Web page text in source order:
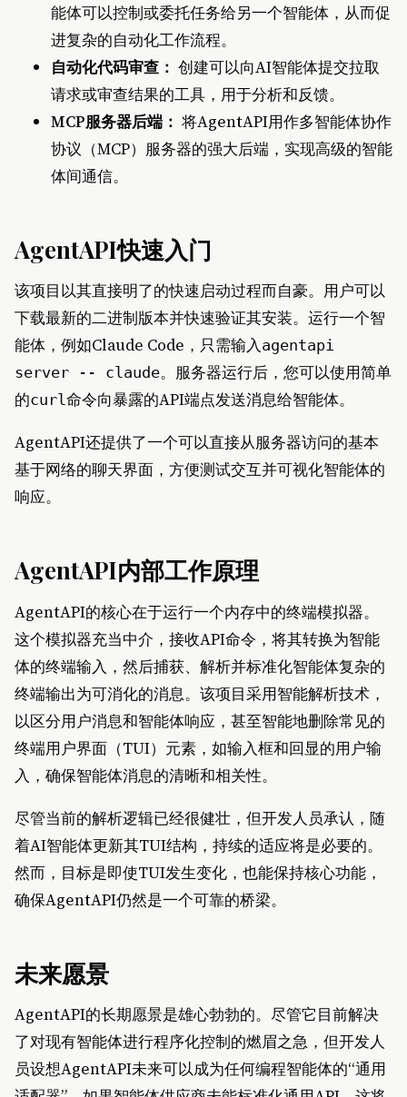
能体可以控制或委托任务给另一个智能体，从而促
进复杂的自动化工作流程。
自动化代码审查： 创建可以向AI智能体提交拉取
请求或审查结果的工具，用于分析和反馈。
MCP服务器后端： 将AgentAPI用作多智能体协作
协议（MCP）服务器的强大后端，实现高级的智能
体间通信。
AgentAPI快速入门
该项目以其直接明了的快速启动过程而自豪。用户可以
下载最新的二进制版本并快速验证其安装。运行一个智
能体，例如Claude Code，只需输入agentapi
server -- claude。服务器运行后，您可以使用简单
的curl命令向暴露的API端点发送消息给智能体。
AgentAPI还提供了一个可以直接从服务器访问的基本
基于网络的聊天界面，方便测试交互并可视化智能体的
响应。
AgentAPI内部工作原理
AgentAPI的核心在于运行一个内存中的终端模拟器。
这个模拟器充当中介，接收API命令，将其转换为智能
体的终端输入，然后捕获、解析并标准化智能体复杂的
终端输出为可消化的消息。该项目采用智能解析技术，
以区分用户消息和智能体响应，甚至智能地删除常见的
终端用户界面（TUI）元素，如输入框和回显的用户输
入，确保智能体消息的清晰和相关性。
尽管当前的解析逻辑已经很健壮，但开发人员承认，随
着AI智能体更新其TUI结构，持续的适应将是必要的。
然而，目标是即使TUI发生变化，也能保持核心功能，
确保AgentAPI仍然是一个可靠的桥梁。
未来愿景
AgentAPI的长期愿景是雄心勃勃的。尽管它目前解决
了对现有智能体进行程序化控制的燃眉之急，但开发人
员设想AgentAPI未来可以成为任何编程智能体的“通用